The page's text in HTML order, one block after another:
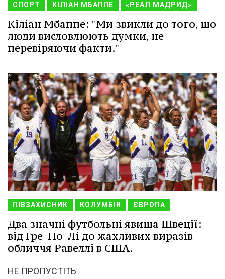
СПОРТ КІЛІАН МБАППЕ «РЕАЛ МАДРИД»
Кіліан Мбаппе: "Ми звикли до того, що
люди висловлюють думки, не
перевіряючи факти."
ПІВЗАХИСНИК КОЛУМБІЯ ЄВРОПА
Два значні футбольні явища Швеції:
від Гре-Но-Лі до жахливих виразів
обличчя Равеллі в США.
НЕ ПРОПУСТІТЬ